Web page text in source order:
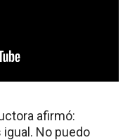
afirmó:
igual. No puedo